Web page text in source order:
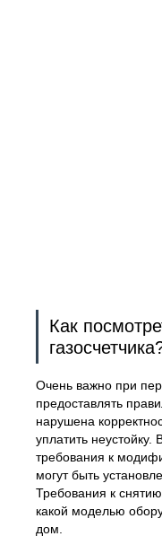
Как
Очень важно при
предоставлять
нарушена
уплатить неустойку.
требования к
могут быть
Требования к снятию
какой моделью
дом.